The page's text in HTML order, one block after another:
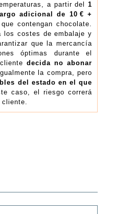
a partir del 1
adicional de 10 € +
contengan chocolate.
los costes de embalaje y
que la mercancía
óptimas durante el
decida no abonar
la compra, pero
del estado en el que
caso, el riesgo correrá
cliente.